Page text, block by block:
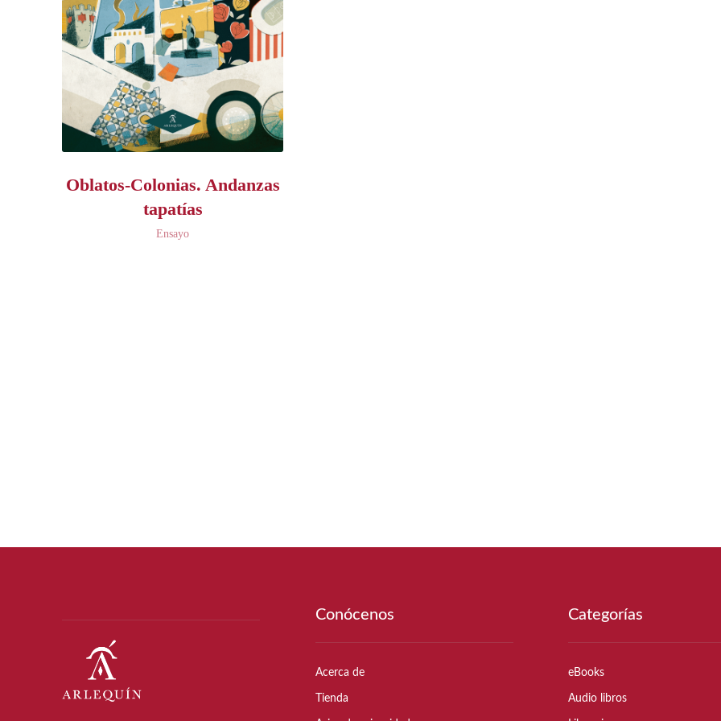
Oblatos-Colonias. Andanzas
tapatías
Ensayo
Conócenos
Acerca de
Tienda
Categorías
eBooks
Audio libros